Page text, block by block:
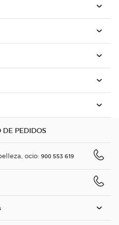
DE PEDIDOS
ocio: 900 553 619